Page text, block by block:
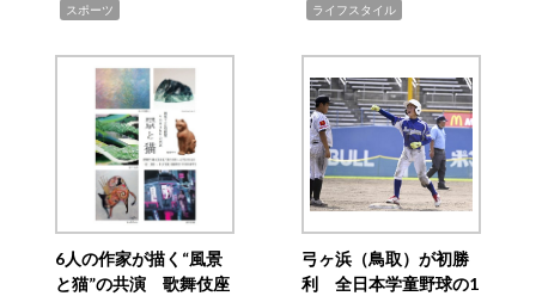
スポーツ ライフスタイル
6人の作家が描く“風景
と猫”の共演 歌舞伎座
弓ヶ浜（鳥取）が初勝
利 全日本学童野球の1